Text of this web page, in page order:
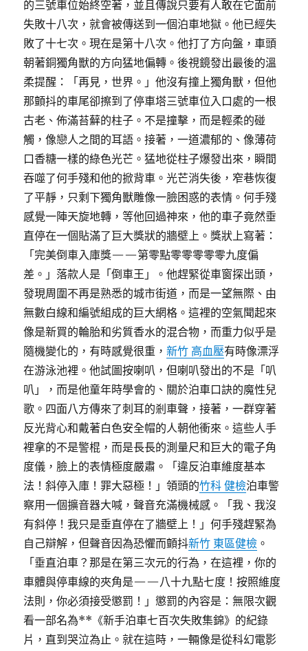
的三號車位始終空著，並且傳說只要有人敢在它面前
失敗十八次，就會被傳送到一個泊車地獄。他已經失
敗了十七次。現在是第十八次。他打了方向盤，車頭
朝著銅獨角獸的方向猛地偏轉。後視鏡發出最後的溫
柔提醒：「再見，世界。」他沒有撞上獨角獸，但他
那顫抖的車尾卻擦到了停車塔三號車位入口處的一根
古老、佈滿苔蘚的柱子。不是撞擊，而是輕柔的碰
觸，像戀人之間的耳語。接著，一道濃郁的、像薄荷
口香糖一樣的綠色光芒。猛地從柱子爆發出來，瞬間
吞噬了何手殘和他的掀背車。光芒消失後，窄巷恢復
了平靜，只剩下獨角獸雕像一臉困惑的表情。何手殘
感覺一陣天旋地轉，等他回過神來，他的車子竟然垂
直停在一個貼滿了巨大獎狀的牆壁上。獎狀上寫著：
「完美倒車入庫獎——第零點零零零零零九度偏
差。」落款人是「倒車王」。他趕緊從車窗探出頭，
發現周圍不再是熟悉的城市街道，而是一望無際、由
無數白線和編號組成的巨大網格。這裡的空氣聞起來
像是新買的輪胎和劣質香水的混合物，而重力似乎是
隨機變化的，有時感覺很重，新竹 高血壓有時像漂浮
在游泳池裡。他試圖按喇叭，但喇叭發出的不是「叭
叭」，而是他童年時學會的、關於泊車口訣的魔性兒
歌。四面八方傳來了刺耳的剎車聲，接著，一群穿著
反光背心和戴著白色安全帽的人朝他衝來。這些人手
裡拿的不是警棍，而是長長的測量尺和巨大的電子角
度儀，臉上的表情極度嚴肅。「違反泊車維度基本
法！斜停入庫！罪大惡極！」領頭的竹科 健檢泊車警
察用一個擴音器大喊，聲音充滿機械感。「我、我沒
有斜停！我只是垂直停在了牆壁上！」何手殘趕緊為
自己辯解，但聲音因為恐懼而顫抖新竹 東區健檢 。
「垂直泊車？那是在第三次元的行為，在這裡，你的
車體與停車線的夾角是——八十九點七度！按照維度
法則，你必須接受懲罰！」懲罰的內容是：無限次觀
看一部名為**《新手泊車七百次失敗集錦》的紀錄
片，直到哭泣為止。就在這時，一輛像是從科幻電影